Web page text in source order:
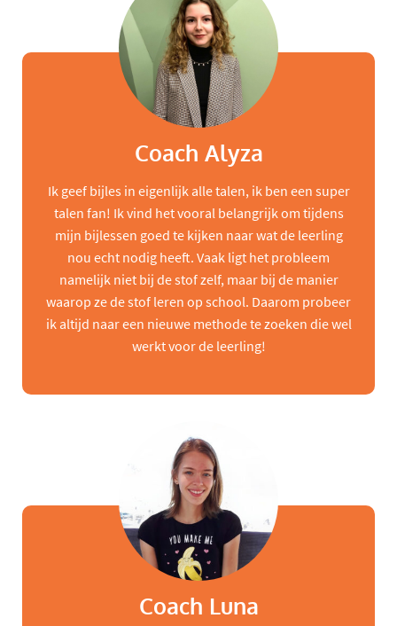
Coach Alyza
Ik geef bijles in eigenlijk alle talen, ik ben een super
talen fan! Ik vind het vooral belangrijk om tijdens
mijn bijlessen goed te kijken naar wat de leerling
nou echt nodig heeft. Vaak ligt het probleem
namelijk niet bij de stof zelf, maar bij de manier
waarop ze de stof leren op school. Daarom probeer
ik altijd naar een nieuwe methode te zoeken die wel
werkt voor de leerling!
Coach Luna